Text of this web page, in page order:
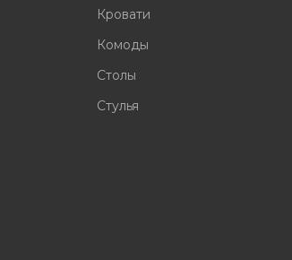
Кровати
Комоды
Столы
Стулья